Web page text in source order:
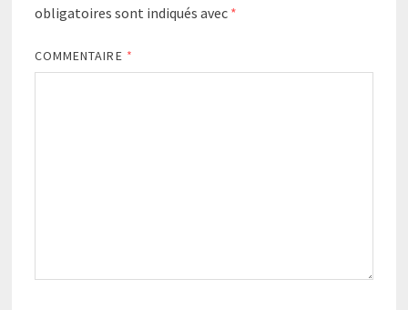
obligatoires sont indiqués avec *
COMMENTAIRE *